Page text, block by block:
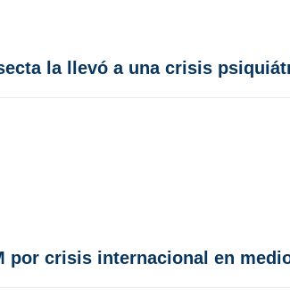
la llevó a una crisis
por crisis internacional en